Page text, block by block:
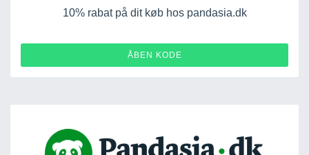
10% rabat på dit køb hos pandasia.dk
ÅBEN KODESIDSTECHANCE10